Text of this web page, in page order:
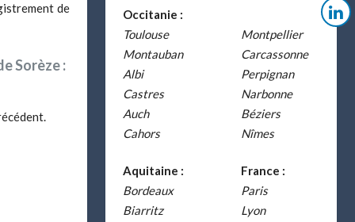
de
Sorèze :
Occitanie :
Toulouse
Montauban
Albi
Castres
Auch
Cahors
Montpellier
Carcassonne
Perpignan
Narbonne
Béziers
Nîmes
Aquitaine :
Bordeaux
Biarritz
France :
Paris
Lyon